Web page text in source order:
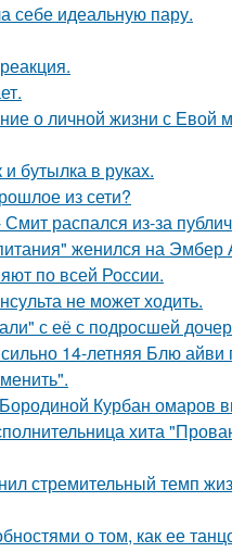
себе идеальную пару.
о личной жизни с Евой
бутылка в руках.
из сети?
распался из-за
женился на Эмбер
по всей России.
не может ходить.
с её с подросшей
14-летняя Блю
Курбан омаров
хита
стремительный темп
о том, как ее